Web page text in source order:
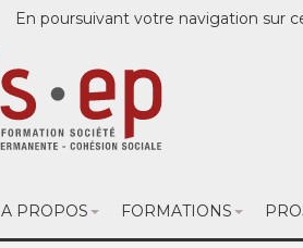
En poursuivant votre navigation sur
A PROPOS FORMATIONS